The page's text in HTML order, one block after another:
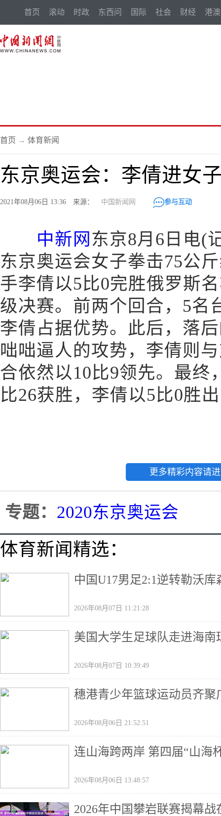
首页 滚动 时政 东西问 国际 社会 财经 港澳
首页 → 体育新闻
东京奥运会：李倩进女
2021年08月06日 13:36 来源： 中国新闻网 参与互动
中新网 东京8月6日电(
东京奥运会女子拳击75公
手李倩以5比0完胜俄罗斯
级决赛。前两个回合，5名
李倩占据优势。此后，落
咄咄逼人的攻势，李倩则
合依然以10比9领先。最终
比26获胜，李倩以5比0胜
更多精彩内容请
专题： 2020东京奥运会
体育新闻精选：
中国U17男足2:1逆转勒沃
2026年08月07日 11:21:28
美国大学生足球队走进海
2026年08月07日 10:39:49
穗港青少年篮球运动员齐聚
2026年08月06日 21:52:51
连山海跨两岸 第四届“山海
2026年08月06日 13:48:57
2026年中国攀岩联赛揭幕